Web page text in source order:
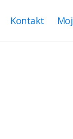
Kontakt